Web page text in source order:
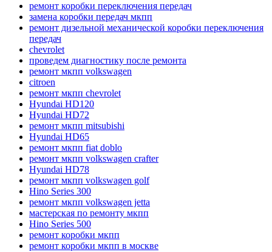
ремонт коробки переключения передач
замена коробки передач мкпп
ремонт дизельной механической коробки переключения
передач
chevrolet
проведем диагностику после ремонта
ремонт мкпп volkswagen
citroen
ремонт мкпп chevrolet
Hyundai HD120
Hyundai HD72
ремонт мкпп mitsubishi
Hyundai HD65
ремонт мкпп fiat doblo
ремонт мкпп volkswagen crafter
Hyundai HD78
ремонт мкпп volkswagen golf
Hino Series 300
ремонт мкпп volkswagen jetta
мастерская по ремонту мкпп
Hino Series 500
ремонт коробки мкпп
ремонт коробки мкпп в москве